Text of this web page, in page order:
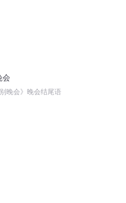
会
别晚会》晚会结尾语